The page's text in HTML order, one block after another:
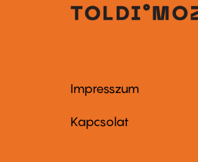
Footer
menu
Impresszum
Kapcsolat